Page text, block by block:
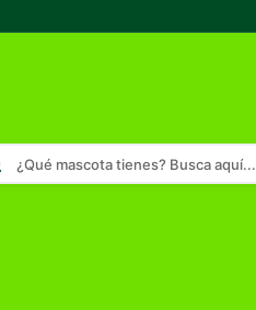
¿Qué mascota tienes? Busca aquí...